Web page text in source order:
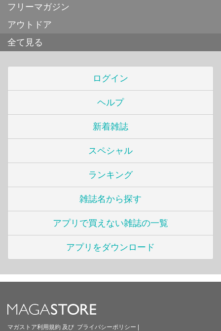
フリーマガジン
アウトドア
全て見る
ログイン
ヘルプ
新着雑誌
スペシャル
ランキング
雑誌名から探す
アプリで買えない雑誌の一覧
アプリをダウンロード
マガストア利用規約 及び プライバシーポリシー